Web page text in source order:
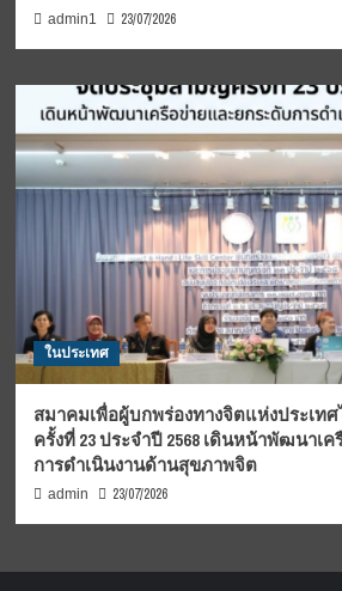
admin1 23/07/2026
ในประเทศ
สมาคมเพื่อผู้บกพร่องทางจิตแห่งประเท
ครั้งที่ 23 ประจำปี 2568 เดินหน้าพัฒนาเ
การดำเนินงานด้านสุขภาพจิต
admin 23/07/2026